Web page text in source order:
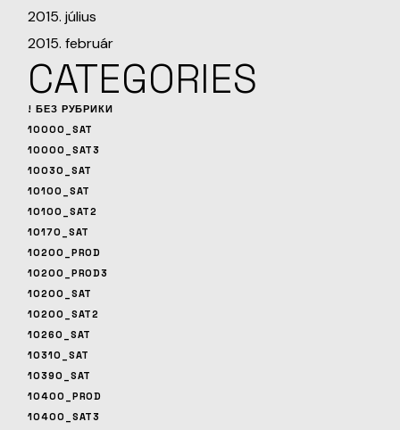
2015. július
2015. február
CATEGORIES
! БЕЗ РУБРИКИ
10000_SAT
10000_SAT3
10030_SAT
10100_SAT
10100_SAT2
10170_SAT
10200_PROD
10200_PROD3
10200_SAT
10200_SAT2
10260_SAT
10310_SAT
10390_SAT
10400_PROD
10400_SAT3